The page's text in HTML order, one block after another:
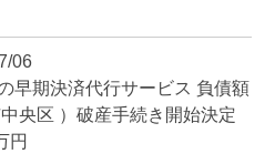
06
早期決済代行サービス 負債額
央区 ）破産手続き開始決定
円